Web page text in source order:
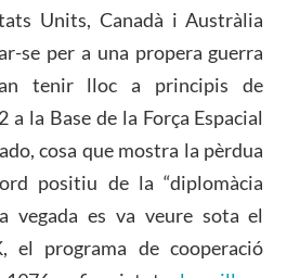
Units, Canadà i Austràlia
se per a una propera guerra
tenir lloc a principis de
a la Base de la Força Espacial
cosa que mostra la pèrdua
positiu de la “diplomàcia
vegada es va veure sota el
el programa de cooperació